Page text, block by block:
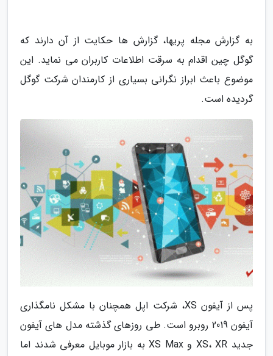
به گزارش مجله پریها، گزارش ها حکایت از آن دارند که
گوگل چین اقدام به سرقت اطلاعات کاربران می نماید. این
موضوع باعث ابراز نگرانی بسیاری از کارمندان شرکت گوگل
گردیده است.
پس از آیفون XS، شرکت اپل همچنان با مشکل نامگذاری
آیفون 2019 روبرو است. طی روزهای گذشته مدل های آیفون
جدید XS، XR و XS Max به بازار موبایل معرفی شدند اما